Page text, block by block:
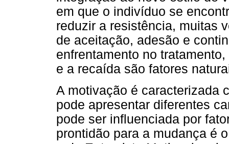
em que o indivíduo se
reduzir a resistência, muitas
de aceitação, adesão e
enfrentamento no
e a recaída são fatores
A motivação é caracterizada
pode apresentar diferentes
pode ser influenciada por
prontidão para a mudança é